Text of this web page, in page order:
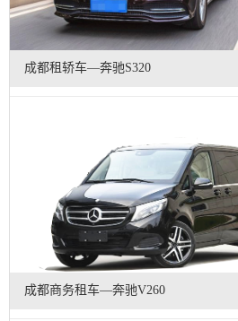
成都租轿车—奔驰S320
成都商务租车—奔驰V260